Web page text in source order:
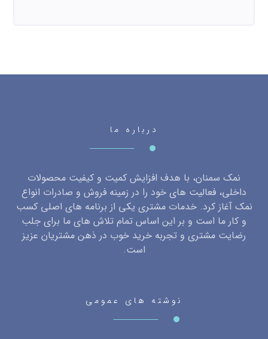
درباره ما
نمک سمنان، با هدف افزایش کمیت و کیفیت محصولات
داخلی، فعالیت های خود را در زمینه فروش و صادرات انواع
نمک آغاز کرد. خدمات مشتری یکی از برنامه های اصلی کسب
و کار ما است و بر این اساس تمام تلاش های ما برای جلب
رضایت مشتری و تجربه خرید خوب در ذهن مشتریان عزیز
است.
نوشته های عمومی